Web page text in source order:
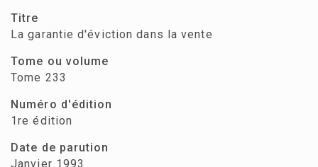
Titre
La garantie d'éviction dans la vente
Tome ou volume
Tome 233
Numéro d'édition
1re édition
Date de parution
Janvier 1993